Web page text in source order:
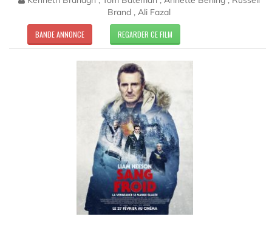
Brand , Ali Fazal
BANDE ANNONCE REGARDER CE FILM